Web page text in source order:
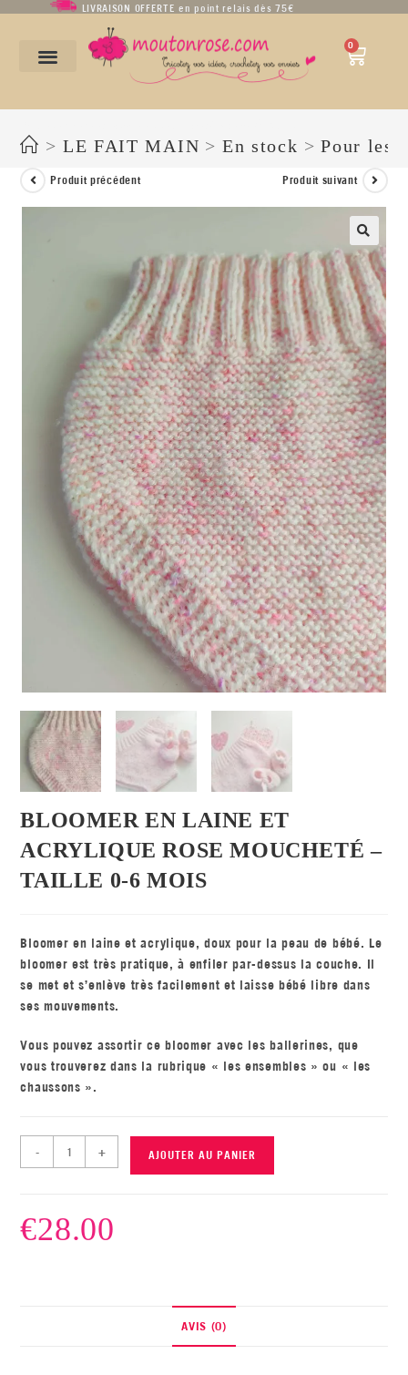
LIVRAISON OFFERTE en point relais dès 75€
0
> LE FAIT MAIN > En stock > Pour les
Produit précédent Produit suivant
BLOOMER EN LAINE ET
ACRYLIQUE ROSE MOUCHETÉ –
TAILLE 0-6 MOIS
Bloomer en laine et acrylique, doux pour la peau de bébé. Le
bloomer est très pratique, à enfiler par-dessus la couche. Il
se met et s’enlève très facilement et laisse bébé libre dans
ses mouvements.
Vous pouvez assortir ce bloomer avec les ballerines, que
vous trouverez dans la rubrique « les ensembles » ou « les
chaussons ».
- + AJOUTER AU PANIER
€28.00
AVIS (0)